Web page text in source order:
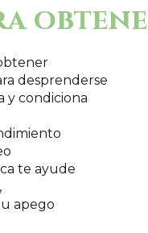
desprenderse
y condiciona
te ayude
apego